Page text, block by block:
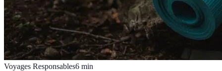
Voyages Responsables6 min